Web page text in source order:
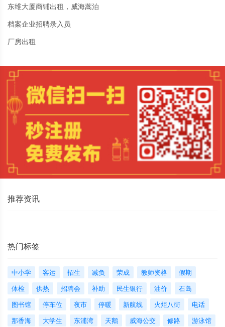
东维大厦商铺出租，威海蒿泊
档案企业招聘录入员
厂房出租
推荐资讯
热门标签
中小学 客运 招生 减负 荣成 教师资格
假期
体检
供热 招聘会 补助 民生银行 油价
石岛
图书馆
停车位 夜市 停暖 新航线 火炬八街
电话
那香海
大学生 东浦湾 天鹅 威海公交 修路 游泳馆